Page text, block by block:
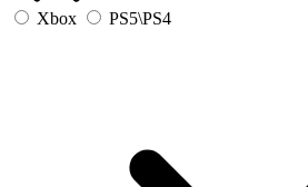
Xbox PS5\PS4